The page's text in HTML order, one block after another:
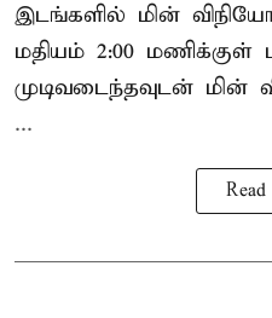
இடங்களில் மின்
மதியம் 2:00 மணிக்குள்
முடிவடைந்தவுடன் மின்
...